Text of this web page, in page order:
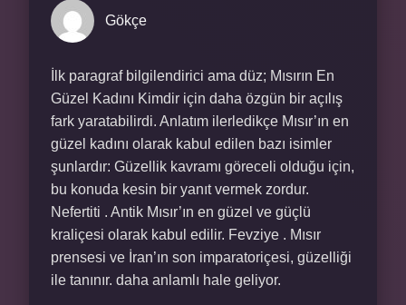
Gökçe
İlk paragraf bilgilendirici ama düz; Mısırın En
Güzel Kadını Kimdir için daha özgün bir açılış
fark yaratabilirdi. Anlatım ilerledikçe Mısır’ın en
güzel kadını olarak kabul edilen bazı isimler
şunlardır: Güzellik kavramı göreceli olduğu için,
bu konuda kesin bir yanıt vermek zordur.
Nefertiti . Antik Mısır’ın en güzel ve güçlü
kraliçesi olarak kabul edilir. Fevziye . Mısır
prensesi ve İran’ın son imparatoriçesi, güzelliği
ile tanınır. daha anlamlı hale geliyor.